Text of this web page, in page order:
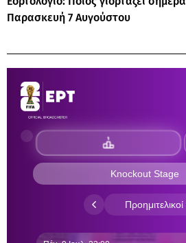
Παρασκευή 7 Αυγούστου